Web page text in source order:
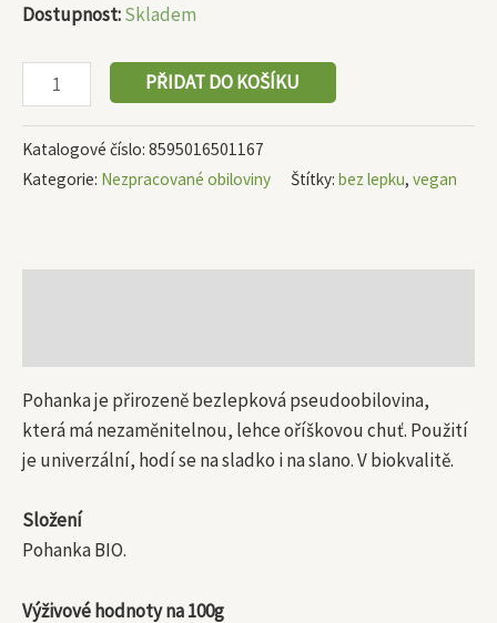
Dostupnost:Skladem
PŘIDAT DO KOŠÍKU
Katalogové číslo: 8595016501167
Kategorie: Nezpracované obiloviny Štítky: bez lepku, vegan
Pohanka je přirozeně bezlepková pseudoobilovina,
která má nezaměnitelnou, lehce oříškovou chuť. Použití
je univerzální, hodí se na sladko i na slano. V biokvalitě.
Složení
Pohanka BIO.
Výživové hodnoty na 100g